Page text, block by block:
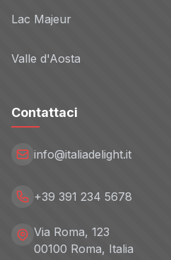
Lac Majeur
Valle d'Aosta
Contattaci
info@italiadelight.it
+39 391 234 5678
Via Roma, 123
00100 Roma, Italia